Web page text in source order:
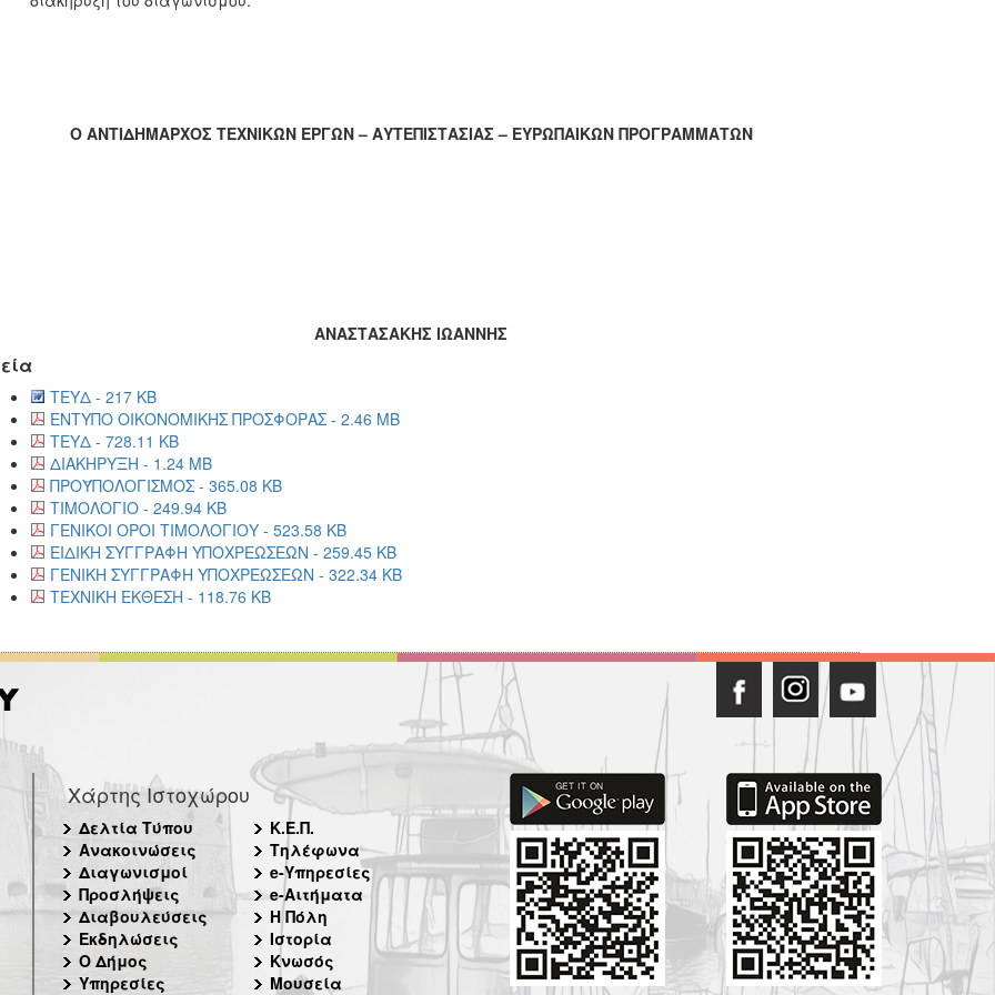
Ο ΑΝΤΙΔΗΜΑΡΧΟΣ ΤΕΧΝΙΚΏΝ ΕΡΓΩΝ – ΑΥΤΕΠΙΣΤΑΣΙΑΣ – ΕΥΡΩΠΑΙΚΩΝ ΠΡΟΓΡΑΜΜΑΤΩΝ
ΑΝΑΣΤΑΣΑΚΗΣ ΙΩΑΝΝΗΣ
ΤΕΥΔ - 217 KB
ΕΝΤΥΠΟ ΟΙΚΟΝΟΜΙΚΗΣ ΠΡΟΣΦΟΡΑΣ - 2.46 MB
ΤΕΥΔ - 728.11 KB
ΔΙΑΚΗΡΥΞΗ - 1.24 MB
ΠΡΟΫΠΟΛΟΓΙΣΜΟΣ - 365.08 KB
ΤΙΜΟΛΟΓΙΟ - 249.94 KB
ΓΕΝΙΚΟΙ ΟΡΟΙ ΤΙΜΟΛΟΓΙΟΥ - 523.58 KB
ΕΙΔΙΚΗ ΣΥΓΓΡΑΦΗ ΥΠΟΧΡΕΩΣΕΩΝ - 259.45 KB
ΓΕΝΙΚΗ ΣΥΓΓΡΑΦΗ ΥΠΟΧΡΕΩΣΕΩΝ - 322.34 KB
ΤΕΧΝΙΚΗ ΕΚΘΕΣΗ - 118.76 KB
Χάρτης Ιστοχώρου
Δελτία Τύπου
Ανακοινώσεις
Διαγωνισμοί
Προσλήψεις
Διαβουλεύσεις
Εκδηλώσεις
Ο Δήμος
Υπηρεσίες
Κ.Ε.Π.
Τηλέφωνα
e-Υπηρεσίες
e-Αιτήματα
Η Πόλη
Ιστορία
Κνωσός
Μουσεία